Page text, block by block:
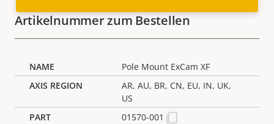
Artikelnummer zum Bestellen
Pole Mount ExCam XF
AR, AU, BR, CN, EU, IN, UK,
US
01570-001